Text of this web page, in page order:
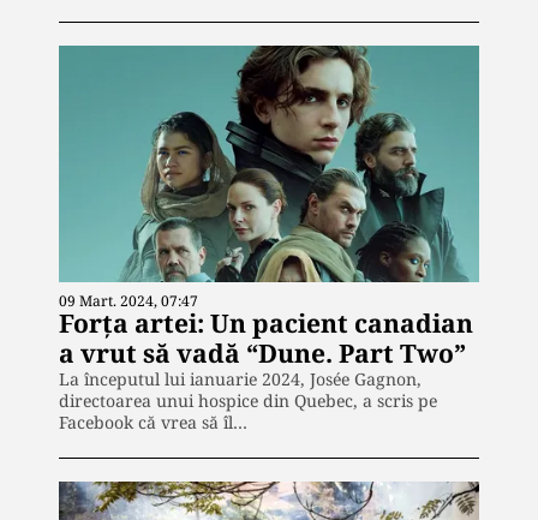
09 Mart. 2024, 07:47
Forța artei: Un pacient canadian
a vrut să vadă “Dune. Part Two”
La începutul lui ianuarie 2024, Josée Gagnon,
directoarea unui hospice din Quebec, a scris pe
Facebook că vrea să îl…